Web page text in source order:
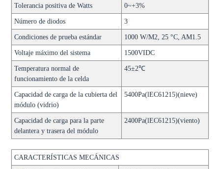
Tolerancia positiva de Watts 0~+3%
Número de diodos 3
Condiciones de prueba estándar 1000 W/M2, 25 °C, AM1.5
Voltaje máximo del sistema 1500VIDC
Temperatura normal de
funcionamiento de la celda
45±2℃
Capacidad de carga de la cubierta del
módulo (vidrio)
5400Pa(lEC61215)(nieve)
Capacidad de carga para la parte
delantera y trasera del módulo
2400Pa(lEC61215)(viento)
CARACTERÍSTICAS MECÁNICAS